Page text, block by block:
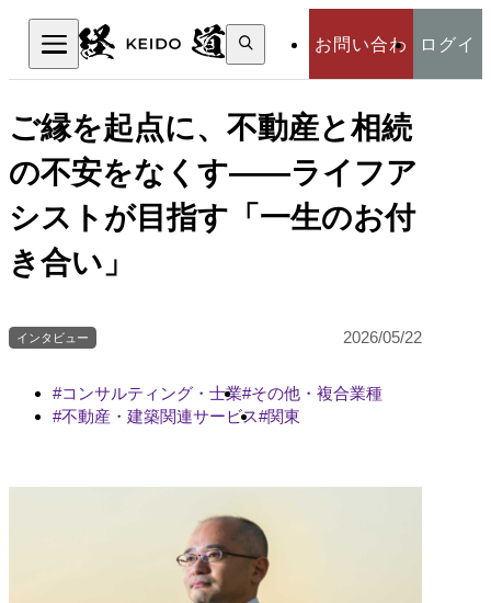
お問い合わ
せ
ログイ
検
索:
検索
ご縁を起点に、不動産と相続
の不安をなくす――ライフア
シストが目指す「一生のお付
き合い」
インタビュー 2026/05/22
コンサルティング・士業 その他・複合業種
不動産・建築関連サービス 関東